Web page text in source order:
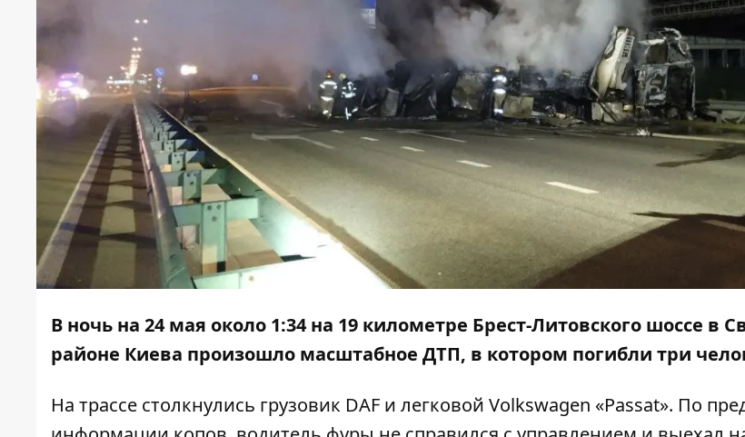
В ночь на 24 мая около 1:34 на 19 километре Брест-Литовского шоссе в
районе Киева произошло масштабное ДТП, в котором погибли три
На трассе столкнулись грузовик DAF и легковой Volkswagen «Passat». По